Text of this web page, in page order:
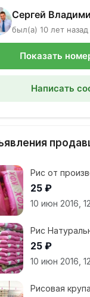
Сергей
был(а) 10 лет
Показать
Написать
Рис от
25 ₽
10 июн 2016,
Рис
25 ₽
10 июн 2016,
Рисовая крупа